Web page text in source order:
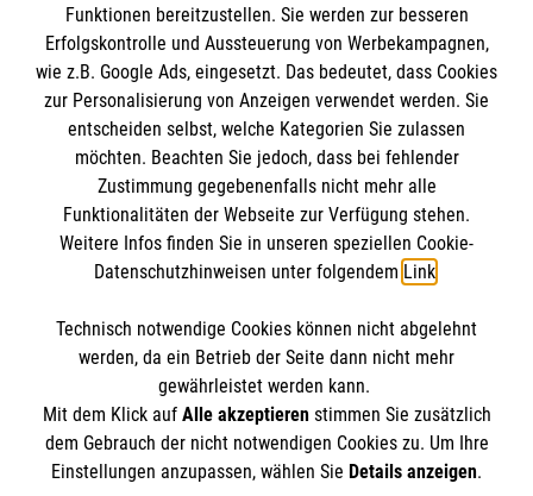
Informationen
Impressum
Datenschutz
Barrierefreiheit
Kontakt
Die Malteser
Malteser in Deutschland
Sharepoint
So finden Sie uns
Stresemannstr. 4
88400 Biberach
Der Malteser Hilfsdienst e.V. ist als eingetragene
Funktionen bereitzustellen. Sie werden zur besseren
Erfolgskontrolle und Aussteuerung von Werbekampagnen,
wie z.B. Google Ads, eingesetzt. Das bedeutet, dass Cookies
zur Personalisierung von Anzeigen verwendet werden. Sie
entscheiden selbst, welche Kategorien Sie zulassen
möchten. Beachten Sie jedoch, dass bei fehlender
Zustimmung gegebenenfalls nicht mehr alle
Funktionalitäten der Webseite zur Verfügung stehen.
Weitere Infos finden Sie in unseren speziellen Cookie-
Datenschutzhinweisen unter folgendem Link.
Technisch notwendige Cookies können nicht abgelehnt
werden, da ein Betrieb der Seite dann nicht mehr
gewährleistet werden kann.
Mit dem Klick auf Alle akzeptierenstimmen Sie zusätzlich
dem Gebrauch der nicht notwendigen Cookies zu. Um Ihre
Einstellungen anzupassen, wählen Sie Details anzeigen.